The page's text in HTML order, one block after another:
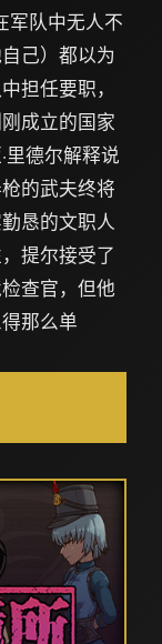
军队中无人不
己）都以为
担任要职，
成立的国家
里德尔解释说
的武夫终将
恳的文职人
提尔接受了
查官，但他
那么单